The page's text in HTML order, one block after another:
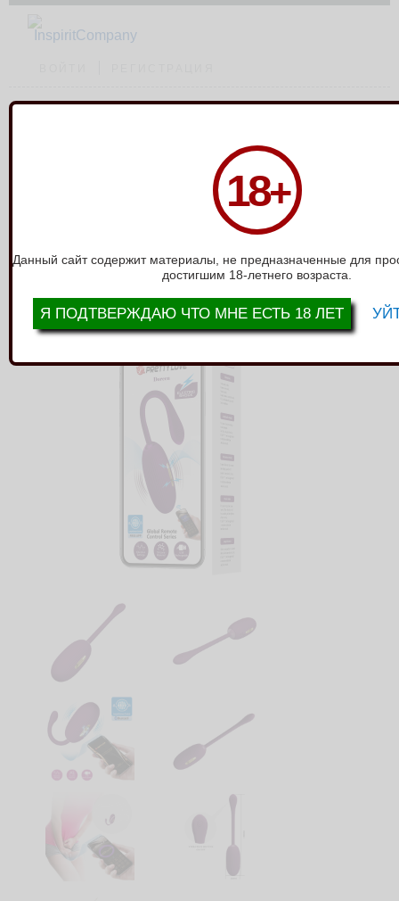
18+
Данный сайт содержит материалы, не предназначенные для
достигшим 18-летнего возраста.
Я ПОДТВЕРЖДАЮ ЧТО МНЕ ЕСТЬ 18 ЛЕТ
Виброяйцо с электростимуляцией и приложением
ЭЛЕКТРОСТИМУЛЯЦИЕЙ И
ПРИЛОЖЕНИЕМ PRETTY LOVE BI-